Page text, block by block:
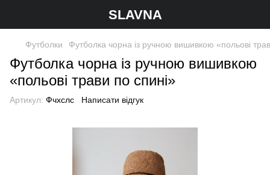
SLAVNA
Футболки Футболка чорна із ручною вишивкою «польові
Футболка чорна із ручною вишивкою
«польові трави по спині»
Артикул: Фчхслс Написати відгук